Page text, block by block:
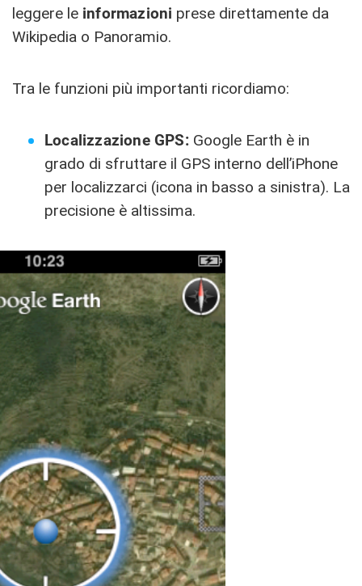
leggere le informazioni prese direttamente da
Wikipedia o Panoramio.
Tra le funzioni più importanti ricordiamo:
Localizzazione GPS:Google Earth è in
grado di sfruttare il GPS interno dell’iPhone
per localizzarci (icona in basso a sinistra). La
precisione è altissima.